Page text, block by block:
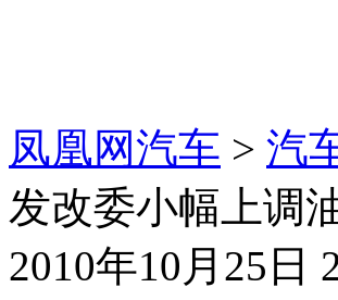
凤凰网汽车 > 汽
发改委小幅上调
2010年10月25日